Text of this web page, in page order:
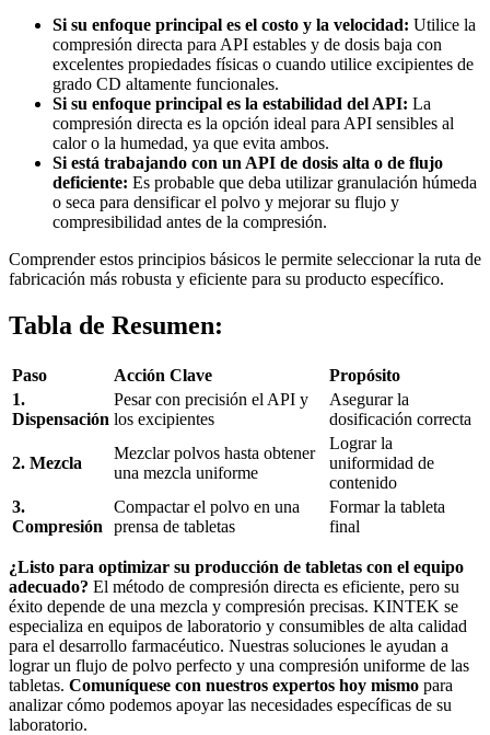
Si su enfoque principal es el costo y la velocidad: Utilice la
compresión directa para API estables y de dosis baja con
excelentes propiedades físicas o cuando utilice excipientes de
grado CD altamente funcionales.
Si su enfoque principal es la estabilidad del API: La
compresión directa es la opción ideal para API sensibles al
calor o la humedad, ya que evita ambos.
Si está trabajando con un API de dosis alta o de flujo
deficiente: Es probable que deba utilizar granulación húmeda
o seca para densificar el polvo y mejorar su flujo y
compresibilidad antes de la compresión.
Comprender estos principios básicos le permite seleccionar la ruta de
fabricación más robusta y eficiente para su producto específico.
Tabla de Resumen:
Paso Acción Clave
Propósito
1.
Dispensación
Pesar con precisión el API y
los excipientes
Asegurar la
dosificación correcta
2. Mezcla
Mezclar polvos hasta obtener
una mezcla uniforme
Lograr la
uniformidad de
contenido
3.
Compresión
Compactar el polvo en una
prensa de tabletas
Formar la tableta
final
¿Listo para optimizar su producción de tabletas con el equipo
adecuado? El método de compresión directa es eficiente, pero su
éxito depende de una mezcla y compresión precisas. KINTEK se
especializa en equipos de laboratorio y consumibles de alta calidad
para el desarrollo farmacéutico. Nuestras soluciones le ayudan a
lograr un flujo de polvo perfecto y una compresión uniforme de las
tabletas. Comuníquese con nuestros expertos hoy mismo para
analizar cómo podemos apoyar las necesidades específicas de su
laboratorio.